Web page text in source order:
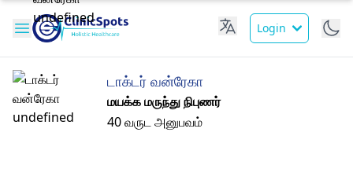
Login
டாக்டர் வன்ரேகா
மயக்க மருந்து நிபுணர்
40 வருட அனுபவம்